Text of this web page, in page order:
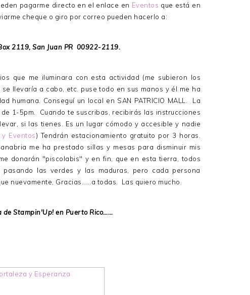
pagarme directo en el enlace en Eventos que está en
cheque o giro por correo pueden hacerlo a:
2119, San Juan PR 00922-2119.
que me iluminara con esta actividad (me subieron los
llevaría a cabo, etc. puse todo en sus manos y él me ha
humana. Conseguí un local en SAN PATRICIO MALL. La
1-5pm. Cuando te suscribas, recibirás las instrucciones
si las tienes. Es un lugar cómodo y accesible y nadie
y Eventos) Tendrán estacionamiento gratuito por 3 horas.
me ha prestado sillas y mesas para disminuir mis
donarán "piscolabis" y en fin, que en esta tierra, todos
las verdes y las maduras, pero cada persona
nuevamente, Gracias……a todas. Las quiero mucho.
de Stampin'Up! en Puerto Rico……